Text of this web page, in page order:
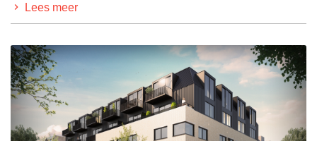
Lees meer